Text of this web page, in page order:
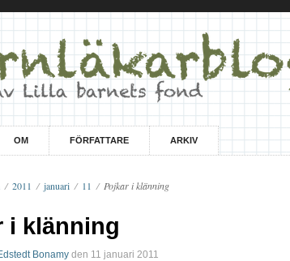
OM FÖRFATTARE ARKIV
/ 2011 / januari / 11 / Pojkar i klänning
i klänning
Bonamy den 11 januari 2011